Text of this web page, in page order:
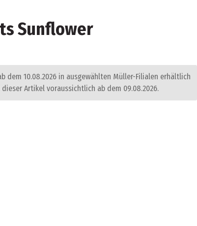
Sunflower
dem 10.08.2026 in ausgewählten Müller-Filialen erhältlich
Artikel voraussichtlich ab dem 09.08.2026.